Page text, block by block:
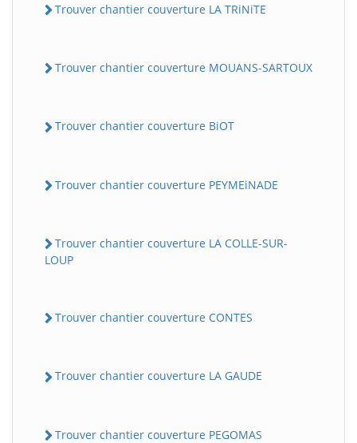
Trouver chantier couverture LA TRiNiTE
Trouver chantier couverture MOUANS-SARTOUX
Trouver chantier couverture BiOT
Trouver chantier couverture PEYMEiNADE
Trouver chantier couverture LA COLLE-SUR-
LOUP
Trouver chantier couverture CONTES
Trouver chantier couverture LA GAUDE
Trouver chantier couverture PEGOMAS